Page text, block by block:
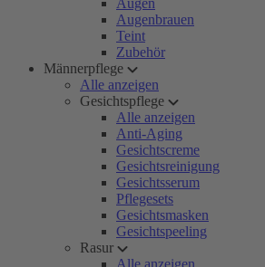
Augen
Augenbrauen
Teint
Zubehör
Männerpflege
Alle anzeigen
Gesichtspflege
Alle anzeigen
Anti-Aging
Gesichtscreme
Gesichtsreinigung
Gesichtsserum
Pflegesets
Gesichtsmasken
Gesichtspeeling
Rasur
Alle anzeigen